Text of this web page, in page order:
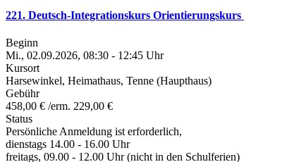
221. Deutsch-Integrationskurs Orientierungskurs
Beginn
Mi., 02.09.2026, 08:30 - 12:45 Uhr
Kursort
Harsewinkel, Heimathaus, Tenne (Haupthaus)
Gebühr
458,00 € /erm. 229,00 €
Status
Persönliche Anmeldung ist erforderlich,
dienstags 14.00 - 16.00 Uhr
freitags, 09.00 - 12.00 Uhr (nicht in den Schulferien)